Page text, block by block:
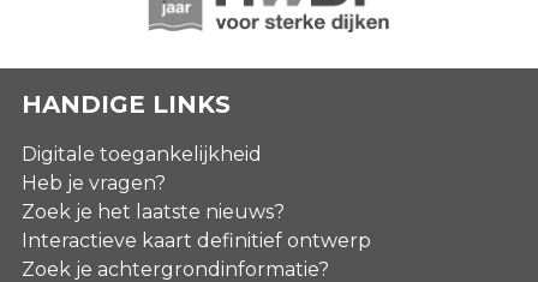
HANDIGE LINKS
Digitale toegankelijkheid
Heb je vragen?
Zoek je het laatste nieuws?
Interactieve kaart definitief ontwerp
Zoek je achtergrondinformatie?